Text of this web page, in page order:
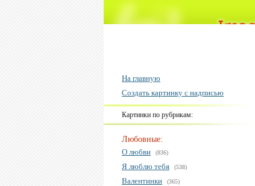
На главную
Создать картинку с надписью
Картинки по рубрикам:
Любовные:
О любви
(836)
Я люблю тебя (538)
Валентинки (365)